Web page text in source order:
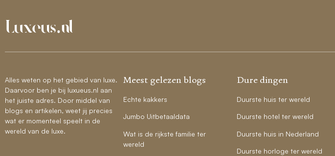
Alles weten op het gebied van luxe.
Daarvoor ben je bij luxueus.nl aan
het juiste adres. Door middel van
blogs en artikelen, weet jij precies
wat er momenteel speelt in de
wereld van de luxe.
Meest gelezen blogs
Echte kakkers
Jumbo Uitbetaaldata
Wat is de rijkste familie ter
wereld
Dure dingen
Duurste huis ter wereld
Duurste hotel ter wereld
Duurste huis in Nederland
Duurste horloge ter wereld